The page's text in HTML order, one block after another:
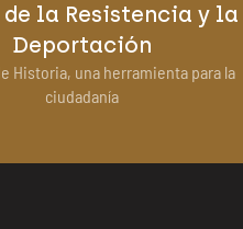
de la Resistencia y la
Deportación
Historia, una herramienta para la
ciudadanía